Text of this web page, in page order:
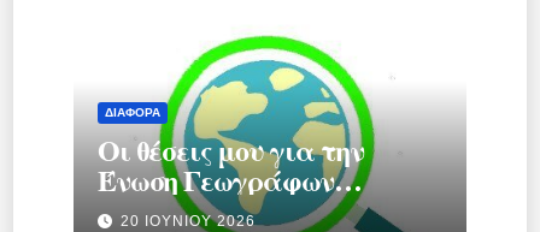
ΔΙΆΦΟΡΑ
Οι θέσεις μου για την
Ένωση Γεωγράφων
Ελλάδας.
20 ΙΟΥΝΊΟΥ 2026